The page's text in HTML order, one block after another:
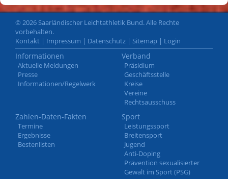
© 2026 Saarländischer Leichtathletik Bund. Alle Rechte
vorbehalten.
Kontakt | Impressum | Datenschutz | Sitemap | Login
Informationen
Aktuelle Meldungen
Presse
Informationen/Regelwerk
Verband
Präsidium
Geschäftsstelle
Kreise
Vereine
Rechtsausschuss
Zahlen-Daten-Fakten
Termine
Ergebnisse
Bestenlisten
Sport
Leistungssport
Breitensport
Jugend
Anti-Doping
Prävention sexualisierter
Gewalt im Sport (PSG)